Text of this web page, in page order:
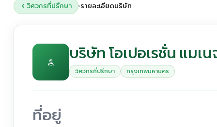
วิศวกรที่ปรึกษา ›รายละเอียดบริษัท
บริษัท โอเปอเรชั่น แมเ
วิศวกรที่ปรึกษา กรุงเทพมหานคร
ที่อยู่